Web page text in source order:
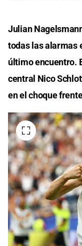
Julian
todas las alarmas
último encuentro.
central Nico
en el choque